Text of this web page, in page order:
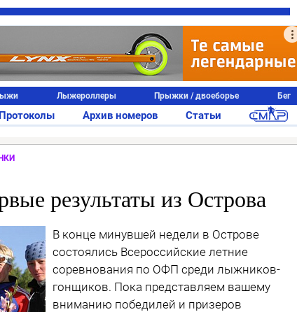
Лыжероллеры Прыжки / двоеборье Бег
Протоколы Архив номеров Статьи
результаты из Острова
В конце минувшей недели в Острове
состоялись Всероссийские летние
соревнования по ОФП среди лыжников-
гонщиков. Пока представляем вашему
вниманию победилей и призеров